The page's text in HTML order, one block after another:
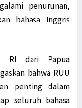
penurunan,
bahasa Inggris
RI dari Papua
bahwa RUU
penting dalam
seluruh bahasa